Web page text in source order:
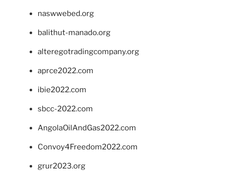
naswwebed.org
balithut-manado.org
alteregotradingcompany.org
aprce2022.com
ibie2022.com
sbcc-2022.com
AngolaOilAndGas2022.com
Convoy4Freedom2022.com
grur2023.org